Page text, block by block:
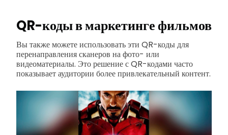
QR-коды в маркетинге фильмов
Вы также можете использовать эти QR-коды для
перенаправления сканеров на фото- или
видеоматериалы. Это решение с QR-кодами часто
показывает аудитории более привлекательный контент.